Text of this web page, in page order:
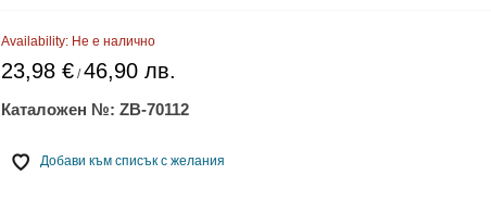
Availability: Не е налично
23,98 € /46,90 лв.
Каталожен №:ZB-70112
Добави към списък с желания